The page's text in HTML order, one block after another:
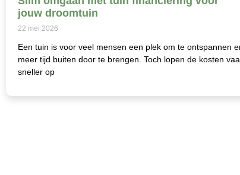
jouw droomtuin
22 mei 2026
Een tuin is voor veel mensen een plek om te ontspannen
meer tijd buiten door te brengen. Toch lopen de kosten
sneller op